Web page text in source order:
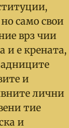
но само свои
врз чии
и е крената,
и
лични
тие
и